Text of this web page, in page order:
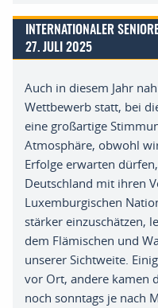
INTERNATIONALER
27. JULI 2025
Auch in diesem Jahr
Wettbewerb statt, bei
eine großartige
Atmosphäre, obwohl
Erfolge erwarten dürfen,
Deutschland mit ihren
Luxemburgischen
stärker einzuschätzen,
dem Flämischen und
unserer Sichtweite.
vor Ort, andere kamen
noch sonntags je nach